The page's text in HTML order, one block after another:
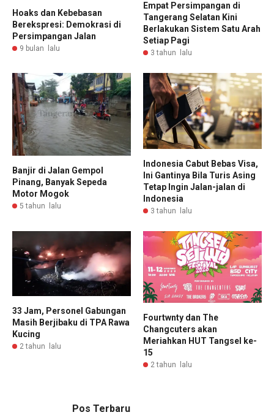
Hoaks dan Kebebasan
Berekspresi: Demokrasi di
Persimpangan Jalan
9 bulan lalu
Empat Persimpangan di
Tangerang Selatan Kini
Berlakukan Sistem Satu Arah
Setiap Pagi
3 tahun lalu
Banjir di Jalan Gempol
Pinang, Banyak Sepeda
Motor Mogok
5 tahun lalu
Indonesia Cabut Bebas Visa,
Ini Gantinya Bila Turis Asing
Tetap Ingin Jalan-jalan di
Indonesia
3 tahun lalu
33 Jam, Personel Gabungan
Masih Berjibaku di TPA Rawa
Kucing
2 tahun lalu
Fourtwnty dan The
Changcuters akan
Meriahkan HUT Tangsel ke-
15
2 tahun lalu
Pos Terbaru